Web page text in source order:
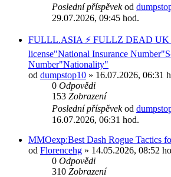
Poslední příspěvekod
29.07.2026, 09:45 hod.
FULLL.ASIA ⚡ FULLZ DEAD UK
license"National Insurance
Number"Nationality"
od dumpstop10 » 16.07.2026, 06:31
0 Odpovědi
153 Zobrazení
Poslední příspěvekod
16.07.2026, 06:31 hod.
MMOexp:Best Dash Rogue Tactics
od Florencehg » 14.05.2026, 08:52
0 Odpovědi
310 Zobrazení